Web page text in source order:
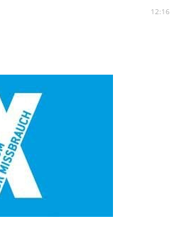
12:16